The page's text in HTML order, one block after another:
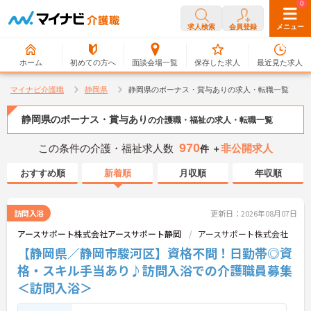
求人検索 会員登録 メニュー
ホーム 初めての方へ 面談会場一覧
0
保存した求人
0
最近見た求人
マイナビ介護職 静岡県 静岡県のボーナス・賞与ありの求人・転職一覧
静岡県のボーナス・賞与あり の介護職・福祉の求人・転職一覧
この条件の介護・福祉求人数 970件 ＋非公開求人
おすすめ順 新着順 月収順 年収順
訪問入浴 更新日：2026年08月07日
アースサポート株式会社アースサポート静岡 アースサポート株式会社
【静岡県／静岡市駿河区】資格不問！日勤帯◎資
格・スキル手当あり♪訪問入浴での介護職員募集
＜訪問入浴＞